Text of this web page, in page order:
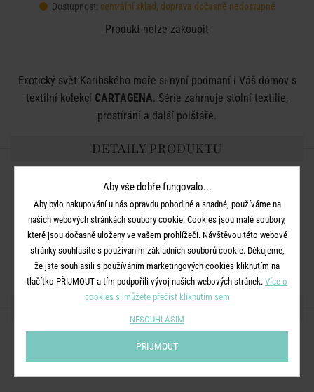
Dostupnost: centrální sklad, doprava dočasně nedostupné
Produkt nelze zakoupit
Exotický svět Karibského moře si nyní podmaní i Váš domov s
textilní kolekcí CARTAGENA. Série zahrnuje stolní textilie,
prostírání a další polštáře.
DETAILY PRODUKTU
Rozměry: D 50 x Š 50 cm
Materiál:potah: 80% bavlna, 20% polyester, výplň: 100%
polyester
Další informace:Praní možné v ruce. Nebělit. Nevhodné do
bubnové sušičky. Chemické čištění se nedoporučuje.
SDÍLEJTE S PŘÁTELI
Aby vše dobře fungovalo...
Aby bylo nakupování u nás opravdu pohodlné a snadné, používáme na
našich webových stránkách soubory cookie. Cookies jsou malé soubory,
které jsou dočasně uloženy ve vašem prohlížeči. Návštěvou této webové
stránky souhlasíte s používáním základních souborů cookie. Děkujeme,
že jste souhlasili s používáním marketingových cookies kliknutím na
tlačítko PŘIJMOUT a tím podpořili vývoj našich webových stránek. Více o
cookies si můžete přečíst kliknutím sem
NESOUHLASÍM
PŘIJMOUT